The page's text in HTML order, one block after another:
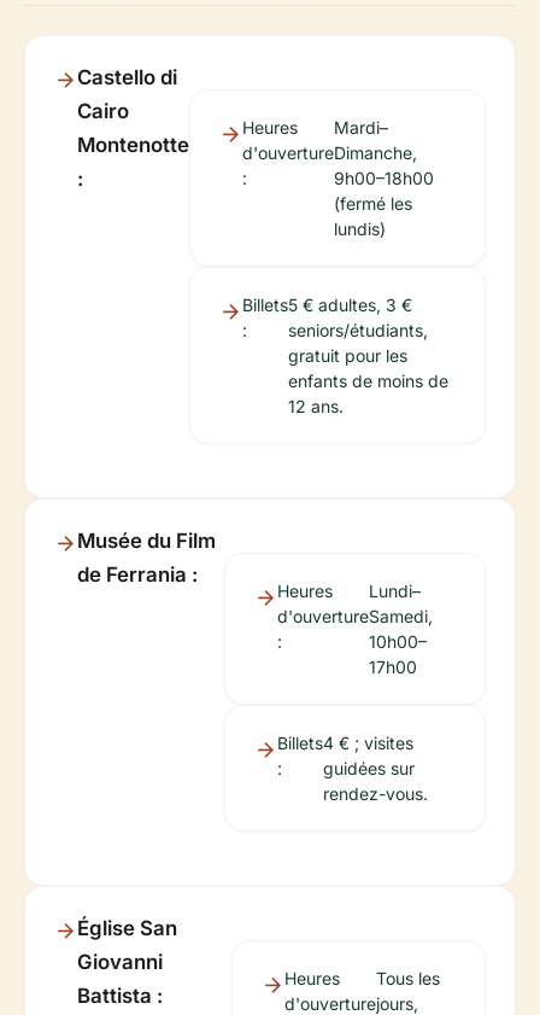
Castello di
Cairo
Montenotte
:
Heures
d'ouverture
:
Mardi–
Dimanche,
9h00–18h00
(fermé les
lundis)
Billets
:
5 € adultes, 3 €
seniors/étudiants,
gratuit pour les
enfants de moins de
12 ans.
Musée du Film
de Ferrania :
Heures
d'ouverture
:
Lundi–
Samedi,
10h00–
17h00
Billets
:
4 € ; visites
guidées sur
rendez-vous.
Église San
Giovanni
Battista :
Heures
d'ouverture
Tous les
jours,